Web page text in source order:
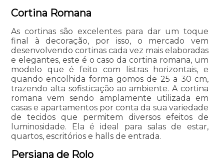
Cortina Romana
As cortinas são excelentes para dar um toque
final à decoração, por isso, o mercado vem
desenvolvendo cortinas cada vez mais elaboradas
e elegantes, este é o caso da cortina romana, um
modelo que é feito com listras horizontais, e
quando encolhida forma gomos de 25 a 30 cm,
trazendo alta sofisticação ao ambiente. A cortina
romana vem sendo amplamente utilizada em
casas e apartamentos por conta da sua variedade
de tecidos que permitem diversos efeitos de
luminosidade. Ela é ideal para salas de estar,
quartos, escritórios e halls de entrada.
Persiana de Rolo